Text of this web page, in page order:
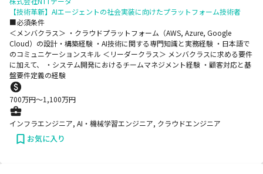
【技術革新】AIエージェントの社会実装に向けたプラットフォーム技術者
■必須条件
＜メンバクラス＞ ・クラウドプラットフォーム（AWS, Azure, Google
Cloud）の設計・構築経験 ・AI技術に関する専門知識と実務経験 ・日本語で
のコミュニケーションスキル ＜リーダークラス＞ メンバクラスに求める要件
に加えて、 ・システム開発におけるチームマネジメント経験 ・顧客対応と基
盤要件定義の経験
700万円〜1,100万円
インフラエンジニア, AI・機械学習エンジニア, クラウドエンジニア
お気に入り